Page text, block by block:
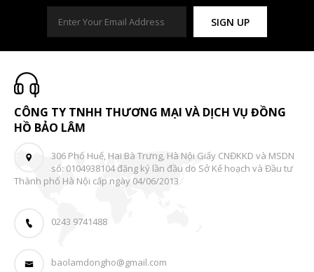
SIGN UP
CÔNG TY TNHH THƯƠNG MẠI VÀ DỊCH VỤ ĐỒNG
HỒ BẢO LÂM
306 Phố Huế, Hai Bà Trưng, Hà Nội Giấy CNĐKKD và MSDN
số: 0104938104 đăng ký lần đầu do Sở Kế hoạch và Đầu tư
Thành phố Hà Nội cấp ngày 04/06/2013
0243 9741488
baolamdongho@gmail.com